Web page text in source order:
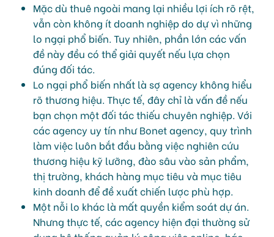
Mặc dù thuê ngoài mang lại nhiều lợi ích rõ rệt,
vẫn còn không ít doanh nghiệp do dự vì những
lo ngại phổ biến. Tuy nhiên, phần lớn các vấn
đề này đều có thể giải quyết nếu lựa chọn
đúng đối tác.
Lo ngại phổ biến nhất là sợ agency không hiểu
rõ thương hiệu. Thực tế, đây chỉ là vấn đề nếu
bạn chọn một đối tác thiếu chuyên nghiệp. Với
các agency uy tín như Bonet agency, quy trình
làm việc luôn bắt đầu bằng việc nghiên cứu
thương hiệu kỹ lưỡng, đào sâu vào sản phẩm,
thị trường, khách hàng mục tiêu và mục tiêu
kinh doanh để đề xuất chiến lược phù hợp.
Một nỗi lo khác là mất quyền kiểm soát dự án.
Nhưng thực tế, các agency hiện đại thường sử